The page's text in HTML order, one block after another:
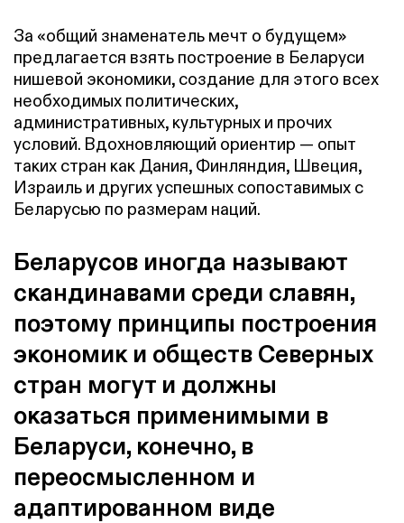
За «общий знаменатель мечт о будущем»
предлагается взять построение в Беларуси
нишевой экономики, создание для этого всех
необходимых политических,
административных, культурных и прочих
условий. Вдохновляющий ориентир — опыт
таких стран как Дания, Финляндия, Швеция,
Израиль и других успешных сопоставимых с
Беларусью по размерам наций.
Беларусов иногда называют
скандинавами среди славян,
поэтому принципы построения
экономик и обществ Северных
стран могут и должны
оказаться применимыми в
Беларуси, конечно, в
переосмысленном и
адаптированном виде